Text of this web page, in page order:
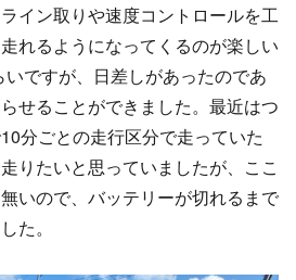
イン取りや速度コントロールを工
れるようになってくるのが楽しい
ですが、日差しがあったのであ
せることができました。最近はつ
分ごとの走行区分で走っていた
りたいと思っていましたが、ここ
いので、バッテリーが切れるまで
た。